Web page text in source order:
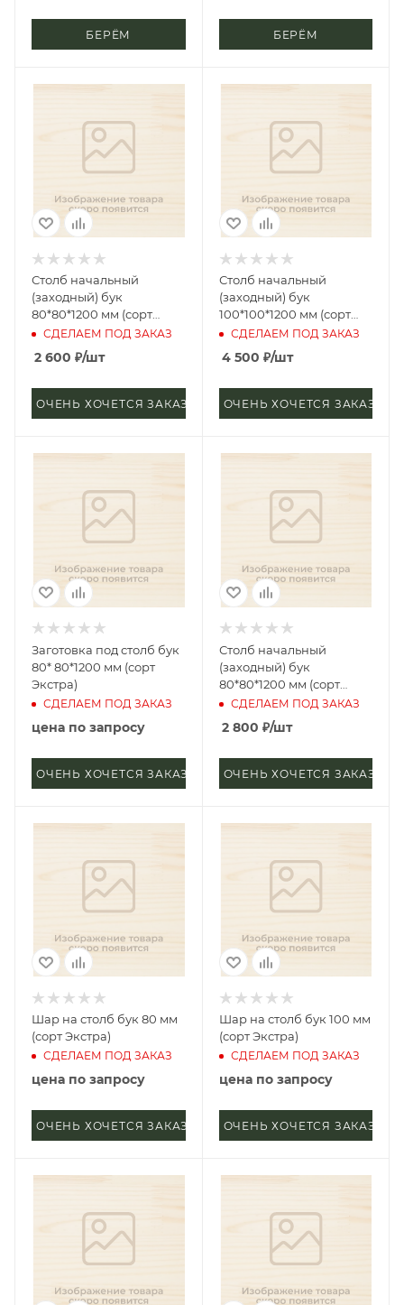
БЕРЁМ БЕРЁМ
Столб начальный
(заходный) бук
80*80*1200 мм (сорт
Экстра) симетрия
СДЕЛАЕМ ПОД ЗАКАЗ
2 600 ₽/шт
ОЧЕНЬ ХОЧЕТСЯ ЗАКАЗАТЬ
Столб начальный
(заходный) бук
100*100*1200 мм (сорт
Экстра) лилия
СДЕЛАЕМ ПОД ЗАКАЗ
4 500 ₽/шт
ОЧЕНЬ ХОЧЕТСЯ ЗАКАЗАТЬ
Заготовка под столб бук
80* 80*1200 мм (сорт
Экстра)
СДЕЛАЕМ ПОД ЗАКАЗ
цена по запросу
ОЧЕНЬ ХОЧЕТСЯ ЗАКАЗАТЬ
Столб начальный
(заходный) бук
80*80*1200 мм (сорт
Экстра) лебедь
СДЕЛАЕМ ПОД ЗАКАЗ
2 800 ₽/шт
ОЧЕНЬ ХОЧЕТСЯ ЗАКАЗАТЬ
Шар на столб бук 80 мм
(сорт Экстра)
СДЕЛАЕМ ПОД ЗАКАЗ
цена по запросу
ОЧЕНЬ ХОЧЕТСЯ ЗАКАЗАТЬ
Шар на столб бук 100 мм
(сорт Экстра)
СДЕЛАЕМ ПОД ЗАКАЗ
цена по запросу
ОЧЕНЬ ХОЧЕТСЯ ЗАКАЗАТЬ